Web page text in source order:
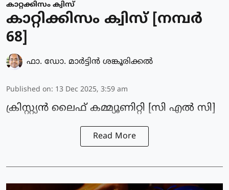
കാറ്റക്കിസം ക്വിസ്
കാറ്റിക്കിസം ക്വിസ് [നമ്പര്‍
68]
ഫാ. ഡോ. മാര്‍ട്ടിന്‍ ശങ്കൂരിക്കല്‍
Published on: 13 Dec 2025, 3:59 am
ക്രിസ്റ്റ്യൻ ലൈഫ് കമ്മ്യൂണിറ്റി [സി എൽ സി]
Read More